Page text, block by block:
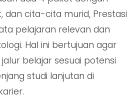
dan cita-cita murid, Prestasi
pelajaran relevan dan
Hal ini bertujuan agar
belajar sesuai potensi
studi lanjutan di